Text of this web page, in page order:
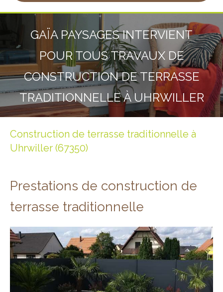
GAÏA PAYSAGES INTERVIENT
POUR TOUS TRAVAUX DE
CONSTRUCTION DE TERRASSE
TRADITIONNELLE À UHRWILLER
Construction de terrasse traditionnelle à
Uhrwiller (67350)
Prestations de construction de
terrasse traditionnelle